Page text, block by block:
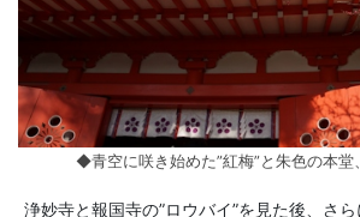
◆青空に咲き始めた”紅梅”と朱色の本堂
浄妙寺と報国寺の”ロウバイ”を見た後、さ